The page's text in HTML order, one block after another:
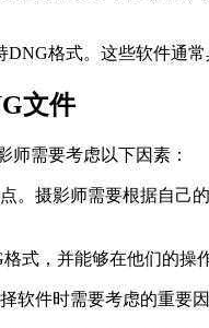
格式。这些软件通
文件
师需要考虑以下因素：
。摄影师需要根据自
式，并能够在他们的
软件时需要考虑的重要